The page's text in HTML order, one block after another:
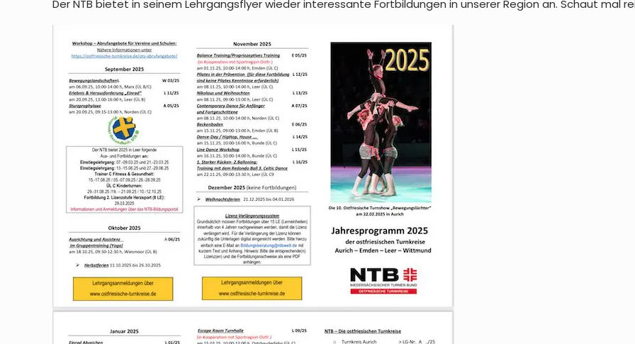
Der NTB bietet in seinem Lehrgangsflyer wieder interessante Fortbildungen in unserer Region an. Schaut mal